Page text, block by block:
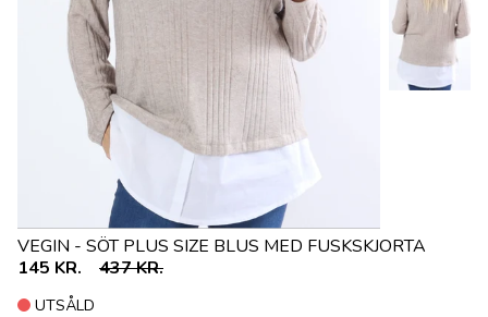
VEGIN - SÖT PLUS SIZE BLUS MED FUSKSKJORTA
UTSÅLD
145 KR. 437 KR.